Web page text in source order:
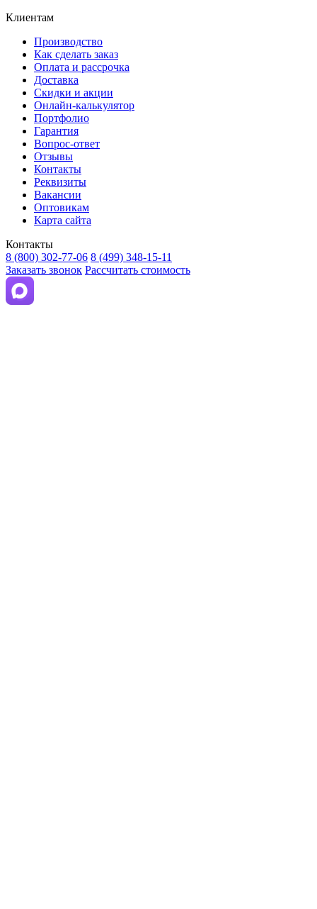
Клиентам
Производство
Как сделать заказ
Оплата и рассрочка
Доставка
Скидки и акции
Онлайн-калькулятор
Портфолио
Гарантия
Вопрос-ответ
Отзывы
Контакты
Реквизиты
Вакансии
Оптовикам
Карта сайта
Контакты
8 (800) 302-77-06 8 (499) 348-15-11
Заказать звонок Рассчитать стоимость